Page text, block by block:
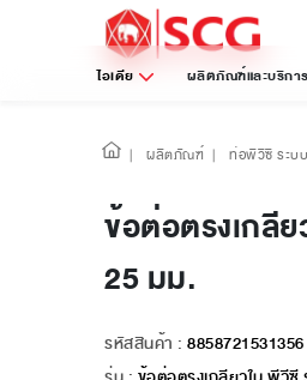
ไอเดีย ผลิตภัณฑ์และบริการ
| ผลิตภัณฑ์ | ท่อพีวีซี ระบ
ข้อต่อตรงเกลีย
25 มม.
รหัสสินค้า : 8858721531356